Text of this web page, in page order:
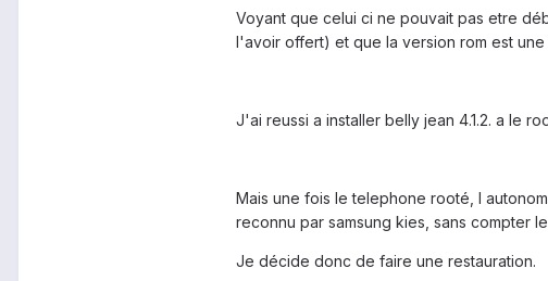
Voyant que celui ci ne pouvait pas etre
l'avoir offert) et que la version rom est
J'ai reussi a installer belly jean 4.1.2. a le
Mais une fois le telephone rooté, l
reconnu par samsung kies, sans compter
Je décide donc de faire une restauration.